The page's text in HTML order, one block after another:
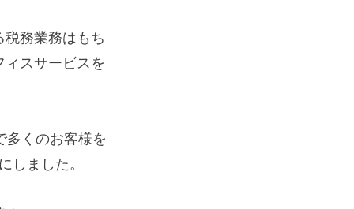
務業務はもち
スサービスを
多くのお客様を
しました。